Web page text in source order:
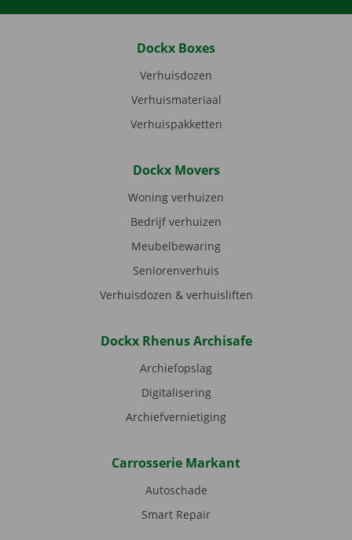
Dockx Boxes
Verhuisdozen
Verhuismateriaal
Verhuispakketten
Dockx Movers
Woning verhuizen
Bedrijf verhuizen
Meubelbewaring
Seniorenverhuis
Verhuisdozen & verhuisliften
Dockx Rhenus Archisafe
Archiefopslag
Digitalisering
Archiefvernietiging
Carrosserie Markant
Autoschade
Smart Repair